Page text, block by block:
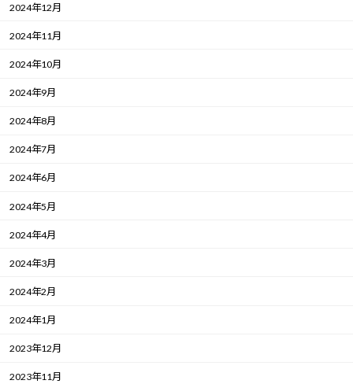
2024年12月
2024年11月
2024年10月
2024年9月
2024年8月
2024年7月
2024年6月
2024年5月
2024年4月
2024年3月
2024年2月
2024年1月
2023年12月
2023年11月